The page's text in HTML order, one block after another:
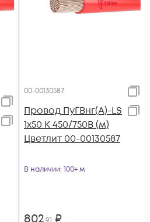
00-00130587
Провод ПуГВнг(А)-LS
1х50 К 450/750В (м)
Цветлит 00-00130587
В наличии: 100+ м